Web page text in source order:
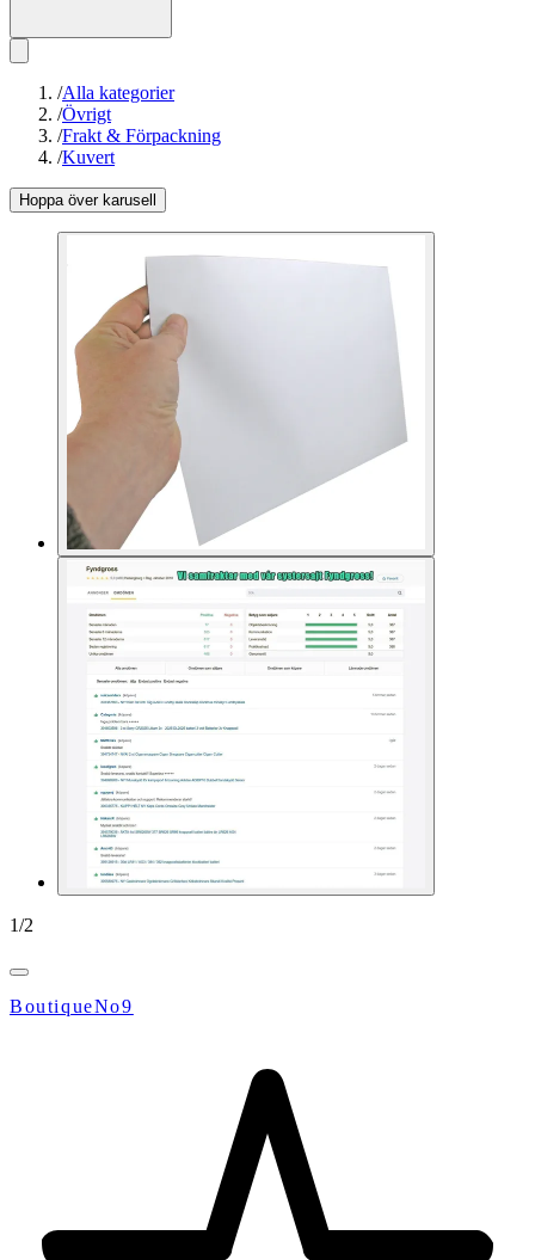
/Alla kategorier
/Övrigt
/Frakt & Förpackning
/Kuvert
Hoppa över karusell
1/2
BoutiqueNo9